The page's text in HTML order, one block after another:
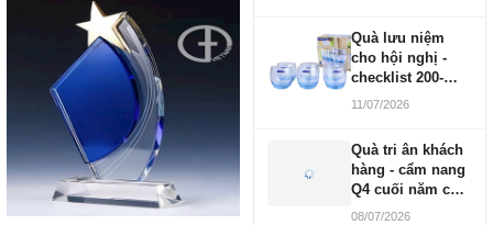
Quà lưu niệm
cho hội nghị -
checklist 200-
1000 người
11/07/2026
Quà tri ân khách
hàng - cẩm nang
Q4 cuối năm cho
doanh nghiệp
08/07/2026